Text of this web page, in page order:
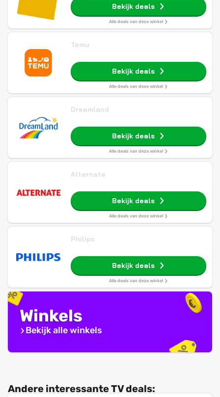
Bekijk deals
Alle deals van deze winkel
Temu
Bekijk deals
Alle deals van deze winkel
Dreamland
Bekijk deals
Alle deals van deze winkel
Alternate
Bekijk deals
Alle deals van deze winkel
Philips
Bekijk deals
Alle deals van deze winkel
Winkels
Bekijk alle winkels
Andere interessante TV deals: